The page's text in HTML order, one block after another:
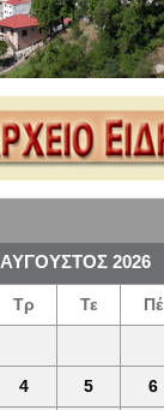
ΑΎΓΟΥΣΤΟΣ 2026
Τρ Τε Πέ
4 5 6